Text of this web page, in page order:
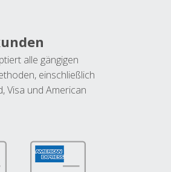
alle gängigen
einschließlich
Visa und American